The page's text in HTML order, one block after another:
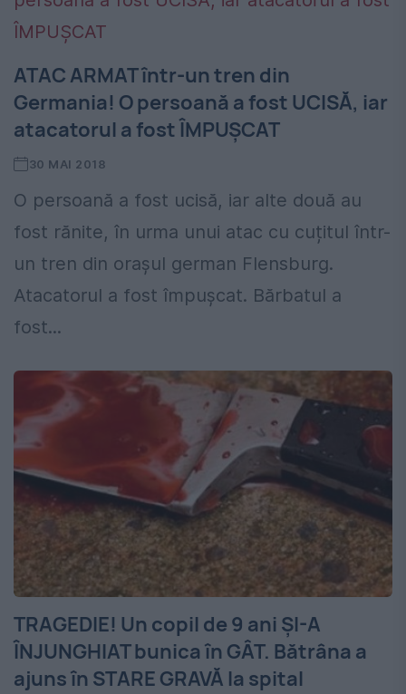
ATAC ARMAT într-un tren din
Germania! O persoană a fost UCISĂ, iar
atacatorul a fost ÎMPUȘCAT
30 MAI 2018
O persoană a fost ucisă, iar alte două au
fost rănite, în urma unui atac cu cuțitul într-
un tren din orașul german Flensburg.
Atacatorul a fost împușcat. Bărbatul a
fost...
TRAGEDIE! Un copil de 9 ani ȘI-A
ÎNJUNGHIAT bunica în GÂT. Bătrâna a
ajuns în STARE GRAVĂ la spital